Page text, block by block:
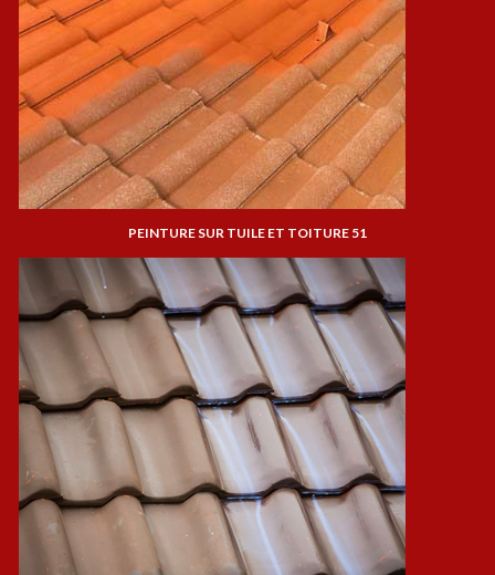
PEINTURE SUR TUILE ET TOITURE 51